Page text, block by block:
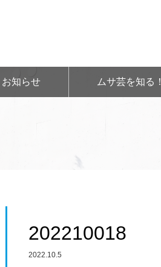
お知らせ ムサ芸を知る！
202210018
2022.10.5